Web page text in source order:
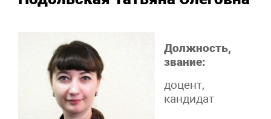
Должность,
звание:
доцент,
кандидат